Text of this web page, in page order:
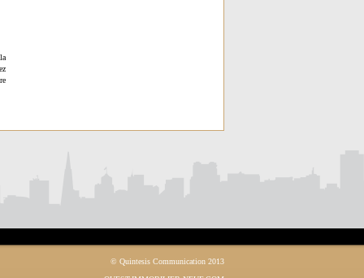
© Quintesis Communication 2013